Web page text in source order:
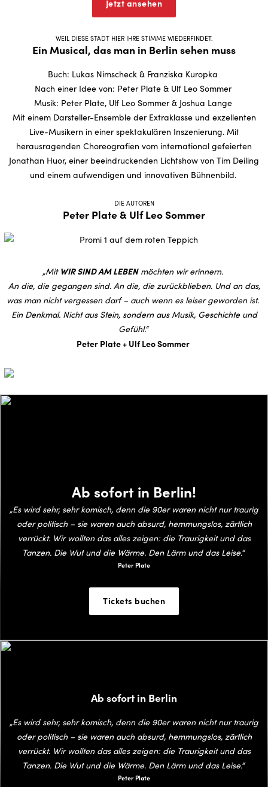
Jetzt ansehen
WEIL DIESE STADT HIER IHRE STIMME WIEDERFINDET.
Ein Musical, das man in Berlin sehen muss
Buch: Lukas Nimscheck & Franziska Kuropka
Nach einer Idee von: Peter Plate & Ulf Leo Sommer
Musik: Peter Plate, Ulf Leo Sommer & Joshua Lange
Mit einem Darsteller-Ensemble der Extraklasse und exzellenten
Live-Musikern in einer spektakulären Inszenierung. Mit
herausragenden Choreografien vom international gefeierten
Jonathan Huor, einer beeindruckenden Lichtshow von Tim Deiling
und einem aufwendigen und innovativen Bühnenbild.
DIE AUTOREN
Peter Plate & Ulf Leo Sommer
„Mit WIR SIND AM LEBENmöchten wir erinnern.
An die, die gegangen sind. An die, die zurückblieben. Und an das,
was man nicht vergessen darf – auch wenn es leiser geworden ist.
Ein Denkmal. Nicht aus Stein, sondern aus Musik, Geschichte und
Gefühl.“
Peter Plate + Ulf Leo Sommer
Ab sofort in Berlin!
„Es wird sehr, sehr komisch, denn die 90er waren nicht nur traurig
oder politisch – sie waren auch absurd, hemmungslos, zärtlich
verrückt. Wir wollten das alles zeigen: die Traurigkeit und das
Tanzen. Die Wut und die Wärme. Den Lärm und das Leise.“
Peter Plate
Tickets buchen
Ab sofort in Berlin
„Es wird sehr, sehr komisch, denn die 90er waren nicht nur traurig
oder politisch – sie waren auch absurd, hemmungslos, zärtlich
verrückt. Wir wollten das alles zeigen: die Traurigkeit und das
Tanzen. Die Wut und die Wärme. Den Lärm und das Leise.“
Peter Plate